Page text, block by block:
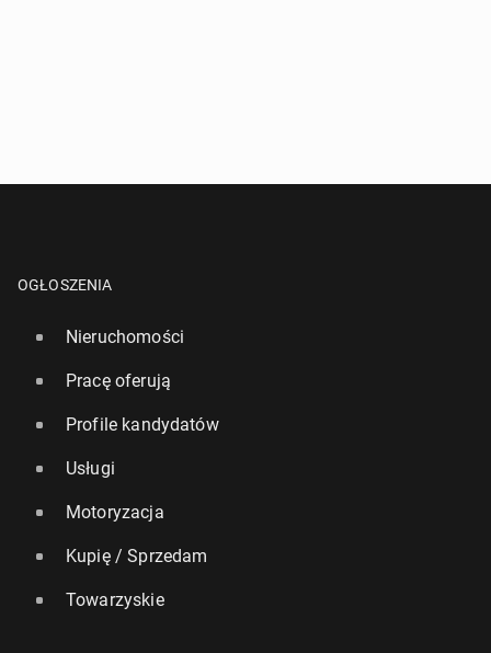
OGŁOSZENIA
Nieruchomości
Pracę oferują
Profile kandydatów
Usługi
Motoryzacja
Kupię / Sprzedam
Towarzyskie